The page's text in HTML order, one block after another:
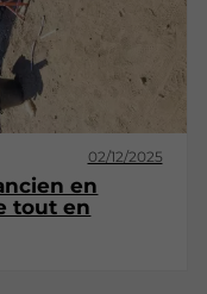
02/12/2025
en
tout en